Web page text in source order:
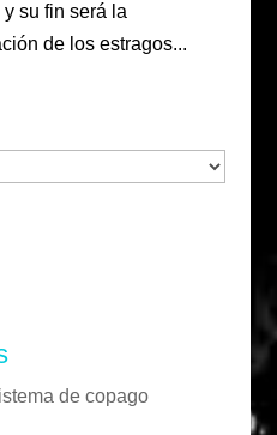
y su fin será la
de los estragos...
de copago